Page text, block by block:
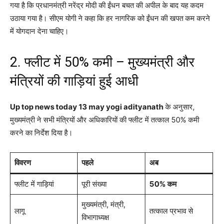
गया है कि प्रधानमंत्री नरेंद्र मोदी की ईंधन बचत की अपील के बाद यह कदम
उठाया गया है। सीएम योगी ने कहा कि हर नागरिक को ईंधन की खपत कम करने
में योगदान देना चाहिए।
2. फ्लीट में 50% कमी – मुख्यमंत्री और
मंत्रियों की गाड़ियां हुई आधी
Up top news today 13 may yogi adityanathके अनुसार,
मुख्यमंत्री ने सभी मंत्रियों और अधिकारियों की फ्लीट में तत्काल 50% कमी
करने का निर्देश दिया है।
विवरण पहले अब
फ्लीट में गाड़ियां पूरी संख्या 50% कम
लागू
मुख्यमंत्री, मंत्री,
विभागाध्यक्ष
तत्काल प्रभाव से